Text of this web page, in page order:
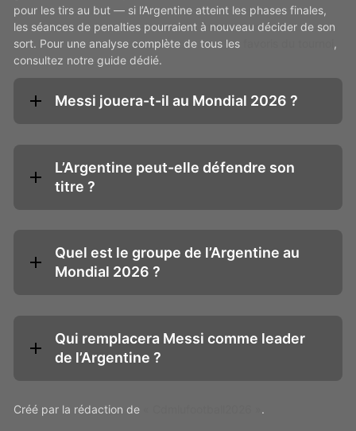
pour les tirs au but — si l’Argentine atteint les phases finales,
les séances de penalties pourraient à nouveau décider de son
sort. Pour une analyse complète de tous les
,
consultez notre guide dédié.
Messi jouera-t-il au Mondial 2026 ?
L’Argentine peut-elle défendre son
titre ?
Quel est le groupe de l’Argentine au
Mondial 2026 ?
Qui remplacera Messi comme leader
de l’Argentine ?
Créé par la rédaction de .